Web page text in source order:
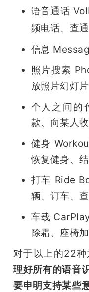
语音通话
频电话、查
信息
照片搜索
放照片幻灯片
个人之间的
款、向某人
健身
恢复健身、
打车 Ride
辆、订车、
车载
除霜、座椅
对于以上的22种
理好所有的语音
要申明支持某些